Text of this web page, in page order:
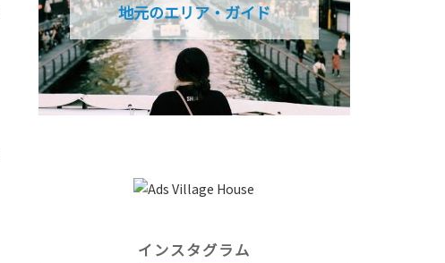
地元のエリア・ガイド
インスタグラム